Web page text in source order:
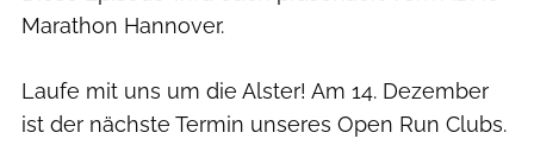
Marathon Hannover.
Laufe mit uns um die Alster! Am 14. Dezember
ist der nächste Termin unseres Open Run Clubs.